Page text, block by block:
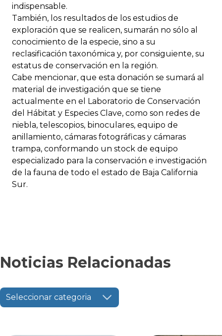
indispensable.
También, los resultados de los estudios de
exploración que se realicen, sumarán no sólo al
conocimiento de la especie, sino a su
reclasificación taxonómica y, por consiguiente, su
estatus de conservación en la región.
Cabe mencionar, que esta donación se sumará al
material de investigación que se tiene
actualmente en el Laboratorio de Conservación
del Hábitat y Especies Clave, como son redes de
niebla, telescopios, binoculares, equipo de
anillamiento, cámaras fotográficas y cámaras
trampa, conformando un stock de equipo
especializado para la conservación e investigación
de la fauna de todo el estado de Baja California
Sur.
Noticias Relacionadas
Seleccionar categoria